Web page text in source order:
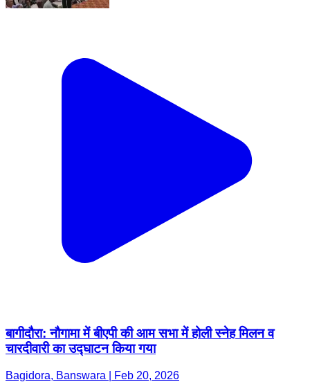
बागीदौरा: नौगामा में बीएपी की आम सभा में होली स्नेह मिलन व
चारदीवारी का उद्घाटन किया गया
Bagidora, Banswara | Feb 20, 2026